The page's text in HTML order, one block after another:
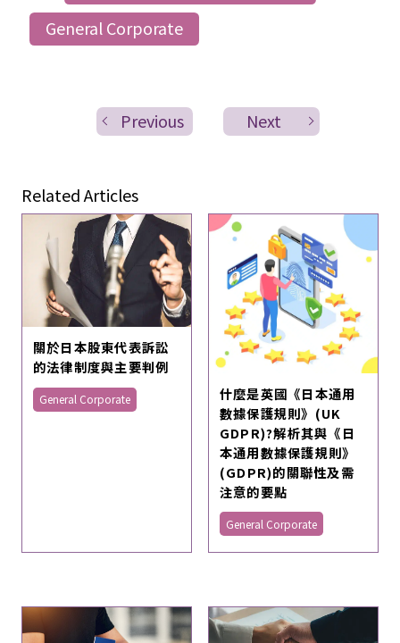
General Corporate
Previous Next
Related Articles
關於日本股東代表訴訟
的法律制度與主要判例
General Corporate
什麼是英國《日本通用
數據保護規則》(UK
GDPR)?解析其與《日
本通用數據保護規則》
(GDPR)的關聯性及需
注意的要點
General Corporate